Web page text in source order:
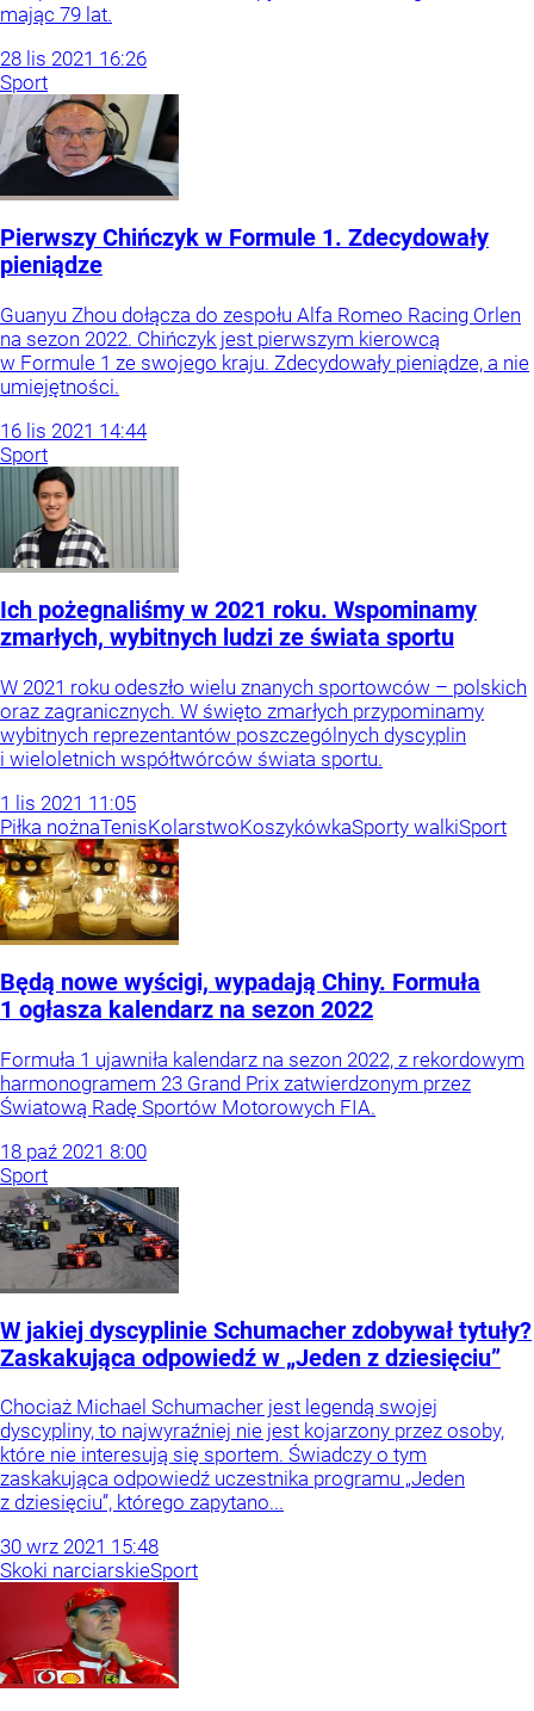
mając 79 lat.
28 lis 2021 16:26
Sport
Pierwszy Chińczyk w Formule 1. Zdecydowały
pieniądze
Guanyu Zhou dołącza do zespołu Alfa Romeo Racing Orlen
na sezon 2022. Chińczyk jest pierwszym kierowcą
w Formule 1 ze swojego kraju. Zdecydowały pieniądze, a nie
umiejętności.
16 lis 2021 14:44
Sport
Ich pożegnaliśmy w 2021 roku. Wspominamy
zmarłych, wybitnych ludzi ze świata sportu
W 2021 roku odeszło wielu znanych sportowców – polskich
oraz zagranicznych. W święto zmarłych przypominamy
wybitnych reprezentantów poszczególnych dyscyplin
i wieloletnich współtwórców świata sportu.
1 lis 2021 11:05
Piłka nożnaTenisKolarstwoKoszykówkaSporty walkiSport
Będą nowe wyścigi, wypadają Chiny. Formuła
1 ogłasza kalendarz na sezon 2022
Formuła 1 ujawniła kalendarz na sezon 2022, z rekordowym
harmonogramem 23 Grand Prix zatwierdzonym przez
Światową Radę Sportów Motorowych FIA.
18 paź 2021 8:00
Sport
W jakiej dyscyplinie Schumacher zdobywał tytuły?
Zaskakująca odpowiedź w „Jeden z dziesięciu”
Chociaż Michael Schumacher jest legendą swojej
dyscypliny, to najwyraźniej nie jest kojarzony przez osoby,
które nie interesują się sportem. Świadczy o tym
zaskakująca odpowiedź uczestnika programu „Jeden
z dziesięciu”, którego zapytano...
30 wrz 2021 15:48
Skoki narciarskieSport